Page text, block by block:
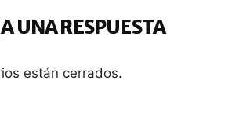
UNA RESPUESTA
están cerrados.